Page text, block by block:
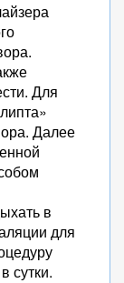
Для
Далее
в
для
сутки.